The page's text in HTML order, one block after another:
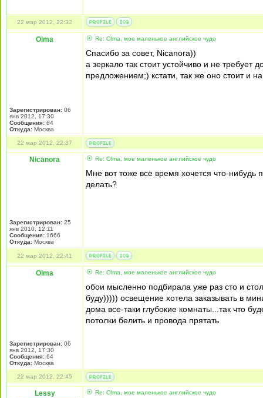
22 мар 2012, 22:32
Olma
Зарегистрирован: 06
янв 2012, 17:30
Сообщения: 64
Откуда: Москва
Re: Olma, мое маленькое английское чудо
Спасибо за совет, Nicanora))
а зеркало так стоит устойчиво и не
предложением;) кстати, так же оно стоит и
22 мар 2012, 22:37
Nicanora
Зарегистрирован: 25
янв 2010, 12:11
Сообщения: 1666
Откуда: Москва
Re: Olma, мое маленькое английское чудо
Мне вот тоже все время хочется что-
делать?
22 мар 2012, 22:41
Olma
Зарегистрирован: 06
янв 2012, 17:30
Сообщения: 64
Откуда: Москва
Re: Olma, мое маленькое английское чудо
обои мысленно подбирала уже раз сто и
буду))))) освещение хотела заказывать в
дома все-таки глубокие комнаты...так что
потолки белить и провода прятать
22 мар 2012, 22:45
Lessy Re: Olma, мое маленькое английское чудо